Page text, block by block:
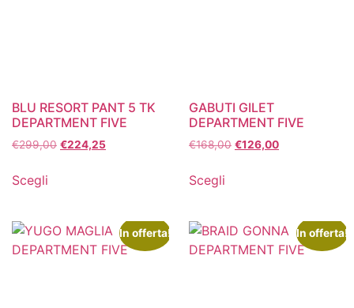
BLU RESORT PANT 5 TK
DEPARTMENT FIVE
€299,00 €224,25
Scegli
GABUTI GILET
DEPARTMENT FIVE
€168,00 €126,00
Scegli
In offerta! In offerta!